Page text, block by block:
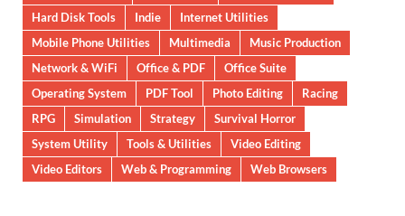
Hard Disk Tools
Indie
Internet Utilities
Mobile Phone Utilities
Multimedia
Music Production
Network & WiFi
Office & PDF
Office Suite
Operating System
PDF Tool Photo Editing
Racing
RPG
Simulation Strategy
Survival Horror
System Utility
Tools & Utilities
Video Editing
Video Editors
Web & Programming Web Browsers